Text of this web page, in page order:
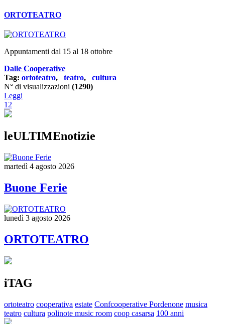
ORTOTEATRO
Appuntamenti dal 15 al 18 ottobre
Dalle Cooperative
Tag: ortoteatro, teatro, cultura
N° di visualizzazioni (1290)
Leggi
12
leULTIMEnotizie
martedì 4 agosto 2026
Buone Ferie
lunedì 3 agosto 2026
ORTOTEATRO
iTAG
ortoteatro cooperativa estate Confcooperative Pordenone musica
teatro cultura polinote music room coop casarsa 100 anni